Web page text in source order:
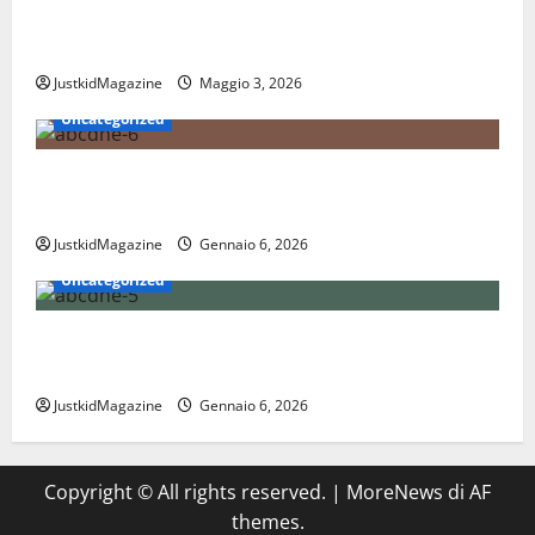
JustkidMagazine
Maggio 3, 2026
Uncategorized
JustkidMagazine
Gennaio 6, 2026
Uncategorized
JustkidMagazine Gennaio 6, 2026
Copyright © All rights reserved. | MoreNews di AF
themes.